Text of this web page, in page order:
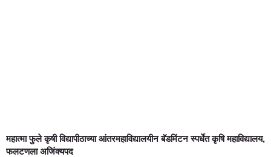
महात्मा फुले कृषी विद्यापीठाच्या आंतरमहाविद्यालयीन बॅडमिंटन स्पर्धेत कृषि महाविद्यालय,
फलटणला अजिंक्यपद